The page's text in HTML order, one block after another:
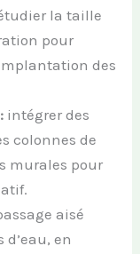
la taille
pour
des
intégrer des
colonnes de
murales pour
aisé
en